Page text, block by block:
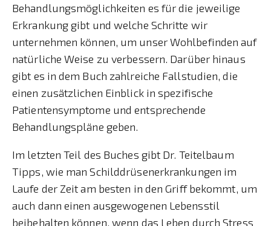
Behandlungsmöglichkeiten es für die jeweilige
Erkrankung gibt und welche Schritte wir
unternehmen können, um unser Wohlbefinden auf
natürliche Weise zu verbessern. Darüber hinaus
gibt es in dem Buch zahlreiche Fallstudien, die
einen zusätzlichen Einblick in spezifische
Patientensymptome und entsprechende
Behandlungspläne geben.
Im letzten Teil des Buches gibt Dr. Teitelbaum
Tipps, wie man Schilddrüsenerkrankungen im
Laufe der Zeit am besten in den Griff bekommt, um
auch dann einen ausgewogenen Lebensstil
beibehalten können, wenn das Leben durch Stress